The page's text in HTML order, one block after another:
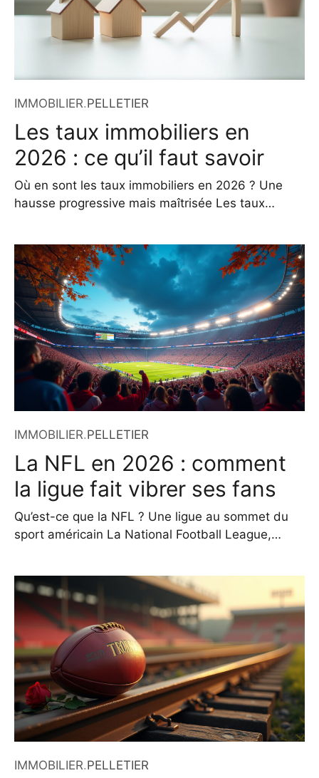
IMMOBILIER.PELLETIER
Les taux immobiliers en
2026 : ce qu’il faut savoir
Où en sont les taux immobiliers en 2026 ? Une
hausse progressive mais maîtrisée Les taux
une constance qui modifie profondément le
paysage du financement immobilier.
Contrairement aux soubresauts observés entre
2022 et 2023, cette période se caractérise par
des ajustements mesurés,
IMMOBILIER.PELLETIER
La NFL en 2026 : comment
la ligue fait vibrer ses fans
Qu’est-ce que la NFL ? Une ligue au sommet du
sport américain La National Football League,
2026. Bien qu’elle ait ses racines profondément
ancrées aux États-Unis, son influence s’étend
désormais à travers le globe, attirant un public
toujours plus large, notamment
IMMOBILIER.PELLETIER